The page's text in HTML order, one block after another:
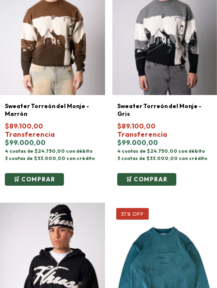
Sweater Torreón del Monje -
Marrón
$89.100,00
Transferencia
$99.000,00
4 cuotas de $24.750,00 con débito
3 cuotas de $33.000,00 con crédito
COMPRAR
Sweater Torreón del Monje -
Gris
$89.100,00
Transferencia
$99.000,00
4 cuotas de $24.750,00 con débito
3 cuotas de $33.000,00 con crédito
COMPRAR
37% OFF